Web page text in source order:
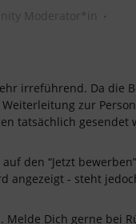
Moderator*in
irreführend. Da die
zur
tatsächlich
den “Jetzt
angezeigt - steht
Dich gerne bei